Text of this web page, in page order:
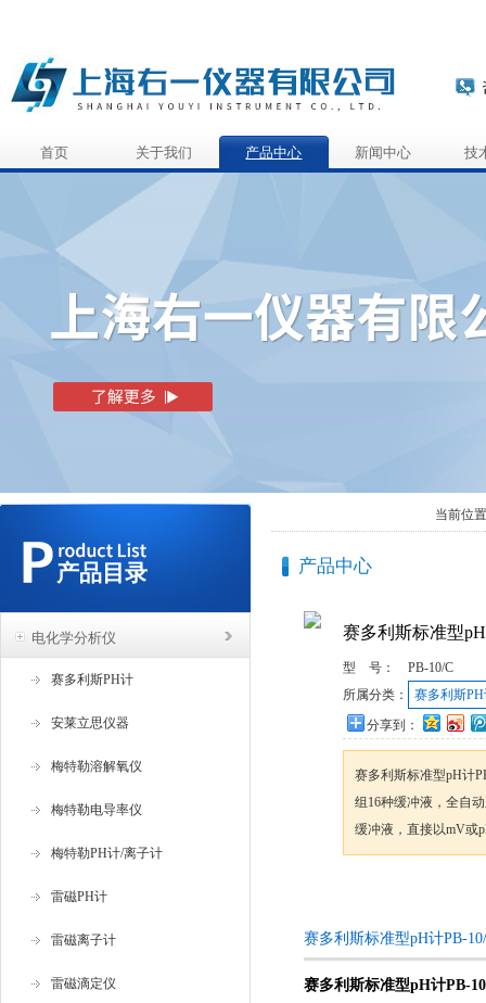
首页 关于我们 产品中心 新闻中心 技
产品目录
电化学分析仪
赛多利斯PH计
安莱立思仪器
梅特勒溶解氧仪
梅特勒电导率仪
梅特勒PH计/离子计
雷磁PH计
雷磁离子计
雷磁滴定仪
当前位
产品中心
赛多利斯标准型
型 号：
PB-10/C
所属分类：
赛多利斯
分享到：
赛多利斯标准型pH计
组16种缓冲液，全自
缓冲液，直接以mV或
赛多利斯标准型pH计PB-
赛多利斯标准型pH计PB-